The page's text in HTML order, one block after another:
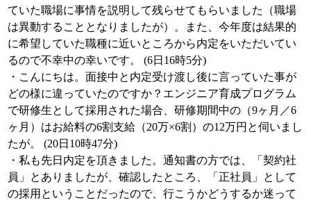
ていた職場に事情を説明して残らせてもらいました（職場
は異動することとなりましたが）。また、今年度は結果的
に希望していた職種に近いところから内定をいただいてい
るので不幸中の幸いです。 (6日16時5分)
・こんにちは。面接中と内定受け渡し後に言っていた事が
どの様に違っていたのですか？エンジニア育成プログラム
で研修生として採用された場合、研修期間中の（9ヶ月／6
ヶ月）はお給料の6割支給（20万×6割）の12万円と伺いまし
たが。 (20日10時47分)
・私も先日内定を頂きました。通知書の方では、「契約社
員」とありましたが、確認したところ、「正社員」として
の採用ということだったので、行こうかどうするか迷って